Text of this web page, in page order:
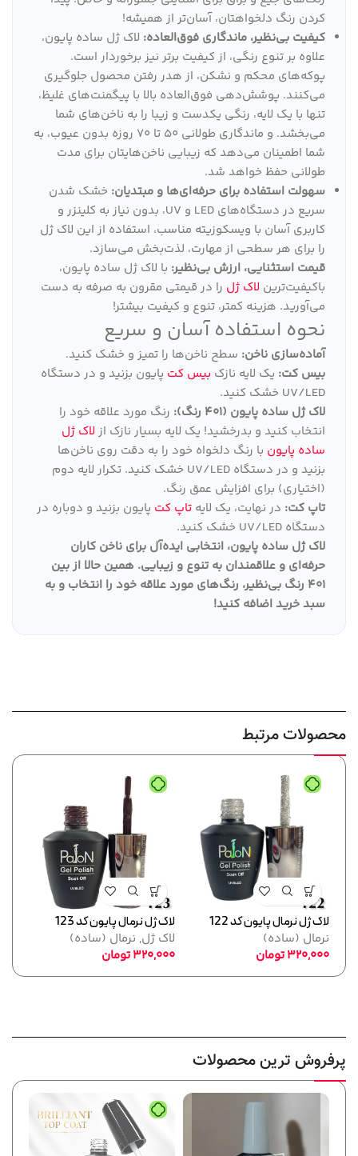
کردن رنگ دلخواهتان، آسان‌تر از همیشه!
کیفیت بی‌نظیر، ماندگاری فوق‌العاده: لاک ژل ساده پایون،
علاوه بر تنوع رنگی، از کیفیت برتر نیز برخوردار است.
پوکه‌های محکم و نشکن، از هدر رفتن محصول جلوگیری
می‌کنند. پوشش‌دهی فوق‌العاده بالا با پیگمنت‌های غلیظ،
تنها با یک لایه، رنگی یکدست و زیبا را به ناخن‌های شما
می‌بخشد. و ماندگاری طولانی 50 تا 70 روزه بدون عیوب، به
شما اطمینان می‌دهد که زیبایی ناخن‌هایتان برای مدت
طولانی حفظ خواهد شد.
سهولت استفاده برای حرفه‌ای‌ها و مبتدیان: خشک شدن
سریع در دستگاه‌های LED و UV، بدون نیاز به کلینزر و
کاربری آسان با ویسکوزیته مناسب، استفاده از این لاک ژل
را برای هر سطحی از مهارت، لذت‌بخش می‌سازد.
قیمت استثنایی، ارزش بی‌نظیر: با لاک ژل ساده پایون،
باکیفیت‌ترین لاک ژل را در قیمتی مقرون به صرفه به دست
می‌آورید. هزینه کمتر، تنوع و کیفیت بیشتر!
نحوه استفاده آسان و سریع
آماده‌سازی ناخن: سطح ناخن‌ها را تمیز و خشک کنید.
بیس کت: یک لایه نازک بیس کت پایون بزنید و در دستگاه
UV/LED خشک کنید.
لاک ژل ساده پایون (401 رنگ):
رنگ مورد علاقه خود را
انتخاب کنید و بدرخشید! یک لایه بسیار نازک از لاک ژل
ساده پایون با رنگ دلخواه خود را به دقت روی ناخن‌ها
بزنید و در دستگاه UV/LED خشک کنید. تکرار لایه دوم
(اختیاری) برای افزایش عمق رنگ.
تاپ کت: در نهایت، یک لایه تاپ کت پایون بزنید و دوباره در
دستگاه UV/LED خشک کنید.
لاک ژل ساده پایون، انتخابی ایده‌آل برای ناخن کاران
حرفه‌ای و علاقمندان به تنوع و زیبایی. همین حالا از بین
401 رنگ بی‌نظیر، رنگ‌های مورد علاقه خود را انتخاب و به
سبد خرید اضافه کنید!
محصولات مرتبط
لاک ژل نرمال پایون کد 122
نرمال (ساده)
320,000تومان
لاک ژل نرمال پایون کد 123
لاک ژل, نرمال (ساده)
320,000تومان
پرفروش ترین محصولات